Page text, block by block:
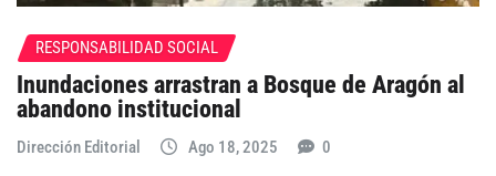
RESPONSABILIDAD SOCIAL
Inundaciones arrastran a Bosque de Aragón al
abandono institucional
Dirección Editorial Ago 18, 2025 0